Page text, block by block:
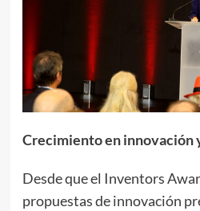
Crecimiento en innovación
Desde que el Inventors
propuestas de innovación